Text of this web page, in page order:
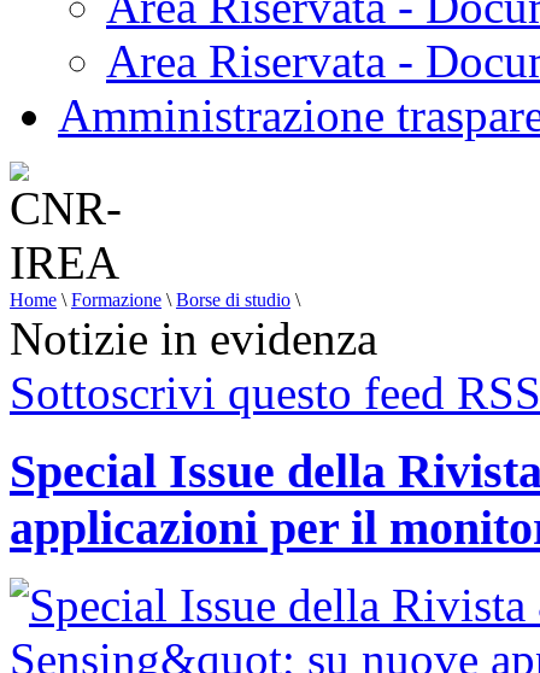
Area Riservata -
Amministrazione
Home \ Formazione \ Borse di studio \
Notizie in evidenza
Sottoscrivi questo feed RSS
Special Issue della
applicazioni per il